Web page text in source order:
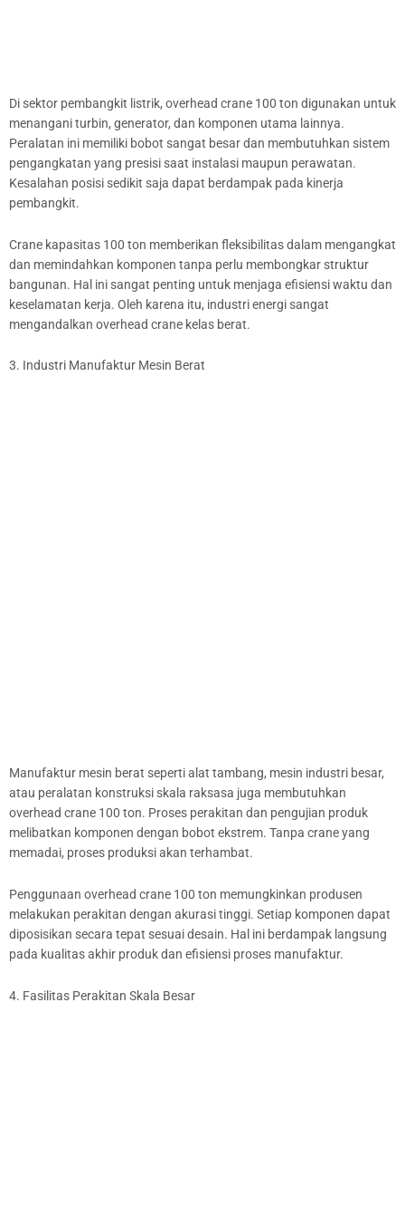
Di sektor pembangkit listrik, overhead crane 100 ton digunakan untuk
menangani turbin, generator, dan komponen utama lainnya.
Peralatan ini memiliki bobot sangat besar dan membutuhkan sistem
pengangkatan yang presisi saat instalasi maupun perawatan.
Kesalahan posisi sedikit saja dapat berdampak pada kinerja
pembangkit.
Crane kapasitas 100 ton memberikan fleksibilitas dalam mengangkat
dan memindahkan komponen tanpa perlu membongkar struktur
bangunan. Hal ini sangat penting untuk menjaga efisiensi waktu dan
keselamatan kerja. Oleh karena itu, industri energi sangat
mengandalkan overhead crane kelas berat.
3. Industri Manufaktur Mesin Berat
Manufaktur mesin berat seperti alat tambang, mesin industri besar,
atau peralatan konstruksi skala raksasa juga membutuhkan
overhead crane 100 ton. Proses perakitan dan pengujian produk
melibatkan komponen dengan bobot ekstrem. Tanpa crane yang
memadai, proses produksi akan terhambat.
Penggunaan overhead crane 100 ton memungkinkan produsen
melakukan perakitan dengan akurasi tinggi. Setiap komponen dapat
diposisikan secara tepat sesuai desain. Hal ini berdampak langsung
pada kualitas akhir produk dan efisiensi proses manufaktur.
4. Fasilitas Perakitan Skala Besar